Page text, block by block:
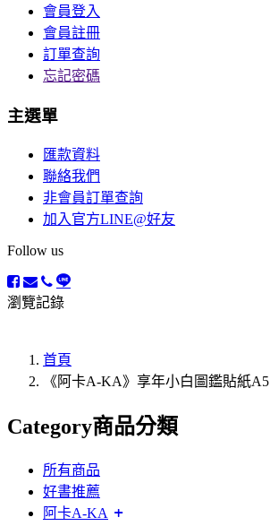
會員登入
會員註冊
訂單查詢
忘記密碼
主選單
匯款資料
聯絡我們
非會員訂單查詢
加入官方LINE@好友
Follow us
瀏覽記錄
首頁
《阿卡A-KA》享年小白圖鑑貼紙A5
Category商品分類
所有商品
好書推薦
阿卡A-KA